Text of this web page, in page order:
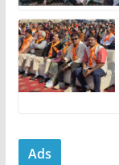
Ads